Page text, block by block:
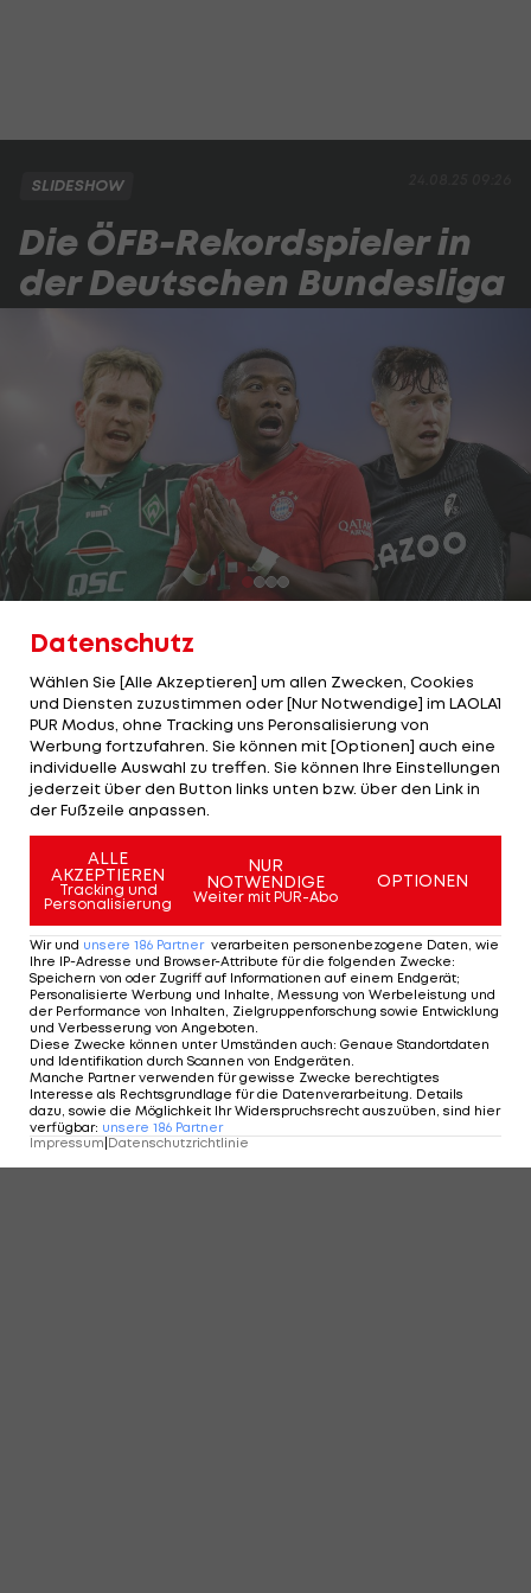
SLIDESHOW
Die ÖFB-Rekordspieler in
der Deutschen Bundesliga
Michael Gregoritsch ist seit dem 2. März der
österreichische Fußballer mit den zweitmeisten
Einsätzen in der Deutschen Bundesliga.
Nur ein Österreicher lief häufiger in der höchsten
LAOLA1hat sich die 20 österreichischen Kicker mit
den meisten Einsätzen in der Bundesliga
angeschaut:
1 VON 21
KOMMENTARE
Datenschutz
Wählen Sie [Alle Akzeptieren] um allen Zwecken, Cookies
und Diensten zuzustimmen oder [Nur Notwendige] im LAOLA1
PUR Modus, ohne Tracking uns Peronsalisierung von
Werbung fortzufahren. Sie können mit [Optionen] auch eine
individuelle Auswahl zu treffen. Sie können Ihre Einstellungen
jederzeit über den Button links unten bzw. über den Link in
der Fußzeile anpassen.
ALLE
AKZEPTIEREN
Tracking und
Personalisierung
NUR
NOTWENDIGE
Weiter mit PUR-Abo
OPTIONEN
Wir und unsere 186 Partner verarbeiten personenbezogene Daten, wie
Ihre IP-Adresse und Browser-Attribute für die folgenden Zwecke:
Speichern von oder Zugriff auf Informationen auf einem Endgerät;
Personalisierte Werbung und Inhalte, Messung von Werbeleistung und
der Performance von Inhalten, Zielgruppenforschung sowie Entwicklung
und Verbesserung von Angeboten.
Diese Zwecke können unter Umständen auch: Genaue Standortdaten
und Identifikation durch Scannen von Endgeräten.
Manche Partner verwenden für gewisse Zwecke berechtigtes
Interesse als Rechtsgrundlage für die Datenverarbeitung. Details
dazu, sowie die Möglichkeit Ihr Widerspruchsrecht auszuüben, sind hier
verfügbar: unsere 186 Partner
Impressum Datenschutzrichtlinie